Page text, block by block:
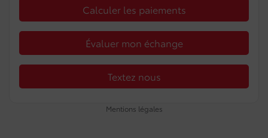
Calculer les paiements
Évaluer mon échange
Textez nous
Mentions légales